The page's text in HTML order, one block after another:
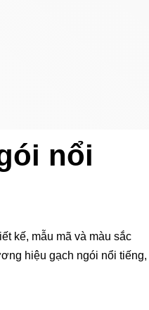
nổi
kế, mẫu mã và màu sắc
hiệu gạch ngói nổi tiếng,